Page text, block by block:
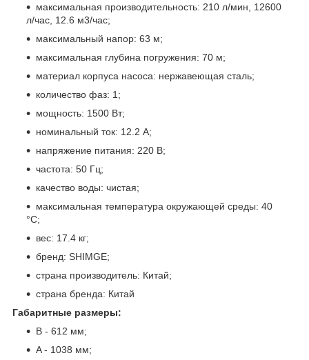
максимальная производительность: 210 л/мин, 12600
л/час, 12.6 м3/час;
максимальный напор: 63 м;
максимальная глубина погружения: 70 м;
материал корпуса насоса: нержавеющая сталь;
количество фаз: 1;
мощность: 1500 Вт;
номинальный ток: 12.2 А;
напряжение питания: 220 В;
частота: 50 Гц;
качество воды: чистая;
максимальная температура окружающей среды: 40
°C;
вес: 17.4 кг;
бренд: SHIMGE;
страна производитель: Китай;
страна бренда: Китай
Габаритные размеры:
B - 612 мм;
A - 1038 мм;